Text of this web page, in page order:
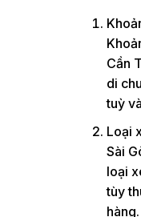
Cần
di
tuỳ
Loại
Sài
loại
tùy
hàng.